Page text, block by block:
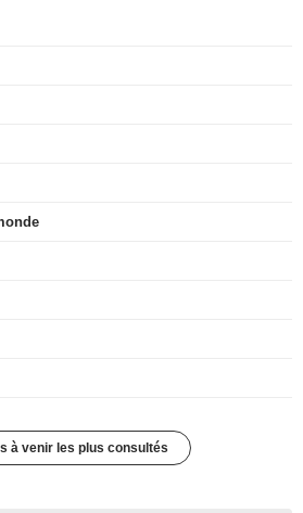
à venir les plus consultés